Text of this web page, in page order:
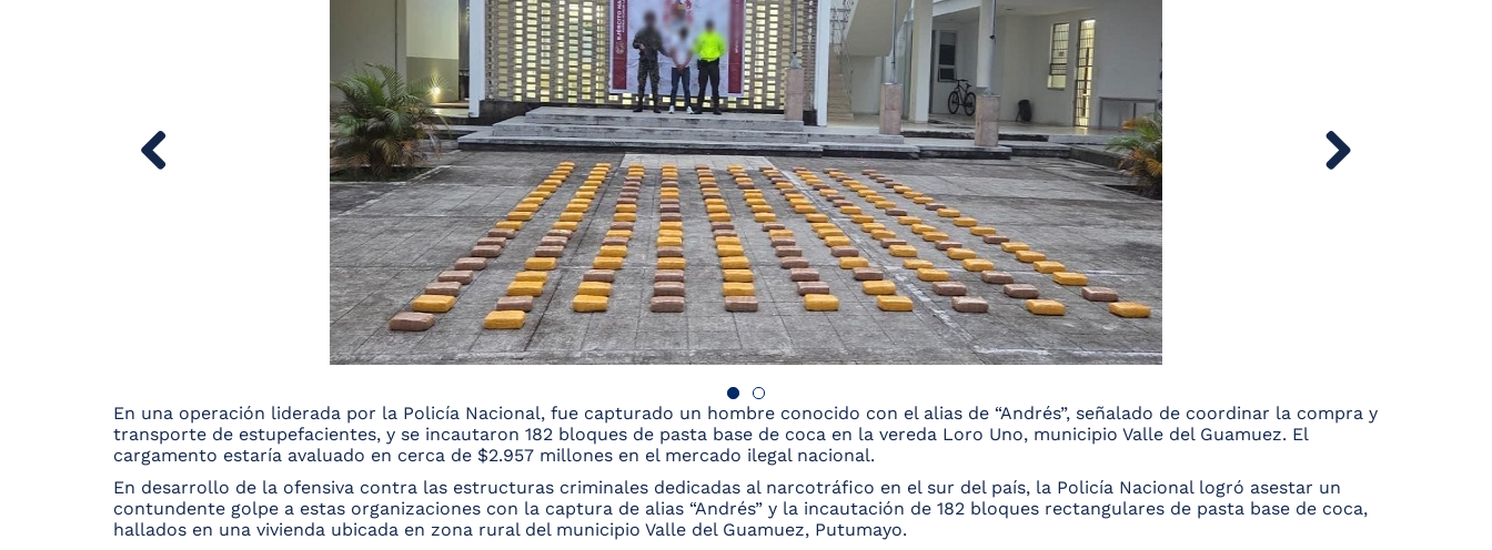
En una operación liderada por la Policía Nacional, fue capturado un hombre conocido con el alias de “Andrés”, señalado de coordinar la compra y
transporte de estupefacientes, y se incautaron 182 bloques de pasta base de coca en la vereda Loro Uno, municipio Valle del Guamuez. El
cargamento estaría avaluado en cerca de $2.957 millones en el mercado ilegal nacional.
En desarrollo de la ofensiva contra las estructuras criminales dedicadas al narcotráfico en el sur del país, la Policía Nacional logró asestar un
contundente golpe a estas organizaciones con la captura de alias “Andrés” y la incautación de 182 bloques rectangulares de pasta base de coca,
hallados en una vivienda ubicada en zona rural del municipio Valle del Guamuez, Putumayo.